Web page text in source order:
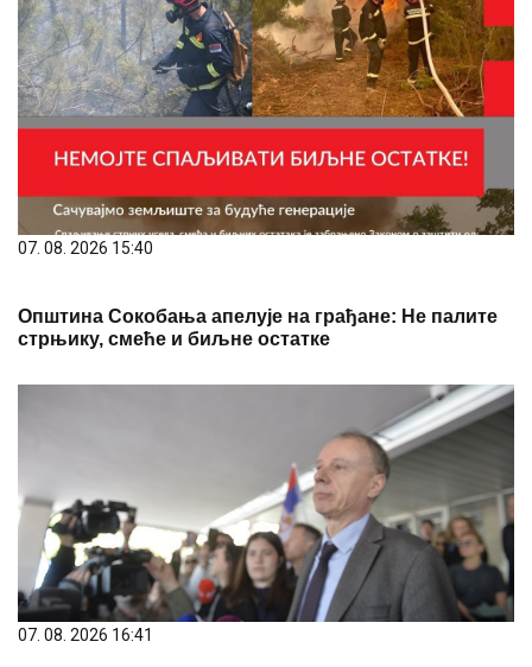
07. 08. 2026 15:40
Општина Сокобања апелује на грађане: Не палите
стрњику, смеће и биљне остатке
07. 08. 2026 16:41